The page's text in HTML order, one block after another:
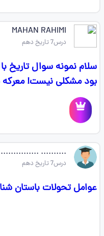
MAHAN RAHIMI
درس7 تاریخ دهم
سلام نمونه سوال
بود مشکلی نیست! معرکه
................
درس7 تاریخ دهم
عوامل تحولات باستان